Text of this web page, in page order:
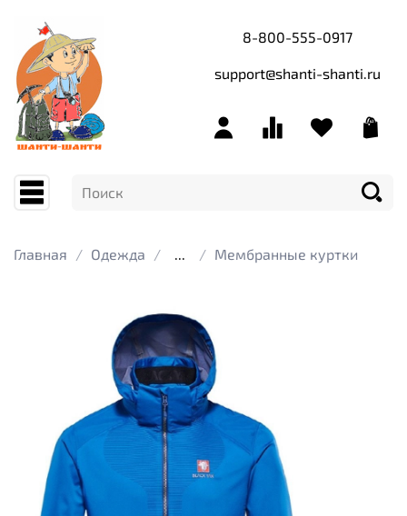
8-800-555-0917
support@shanti-shanti.ru
Главная Одежда Мембранные куртки